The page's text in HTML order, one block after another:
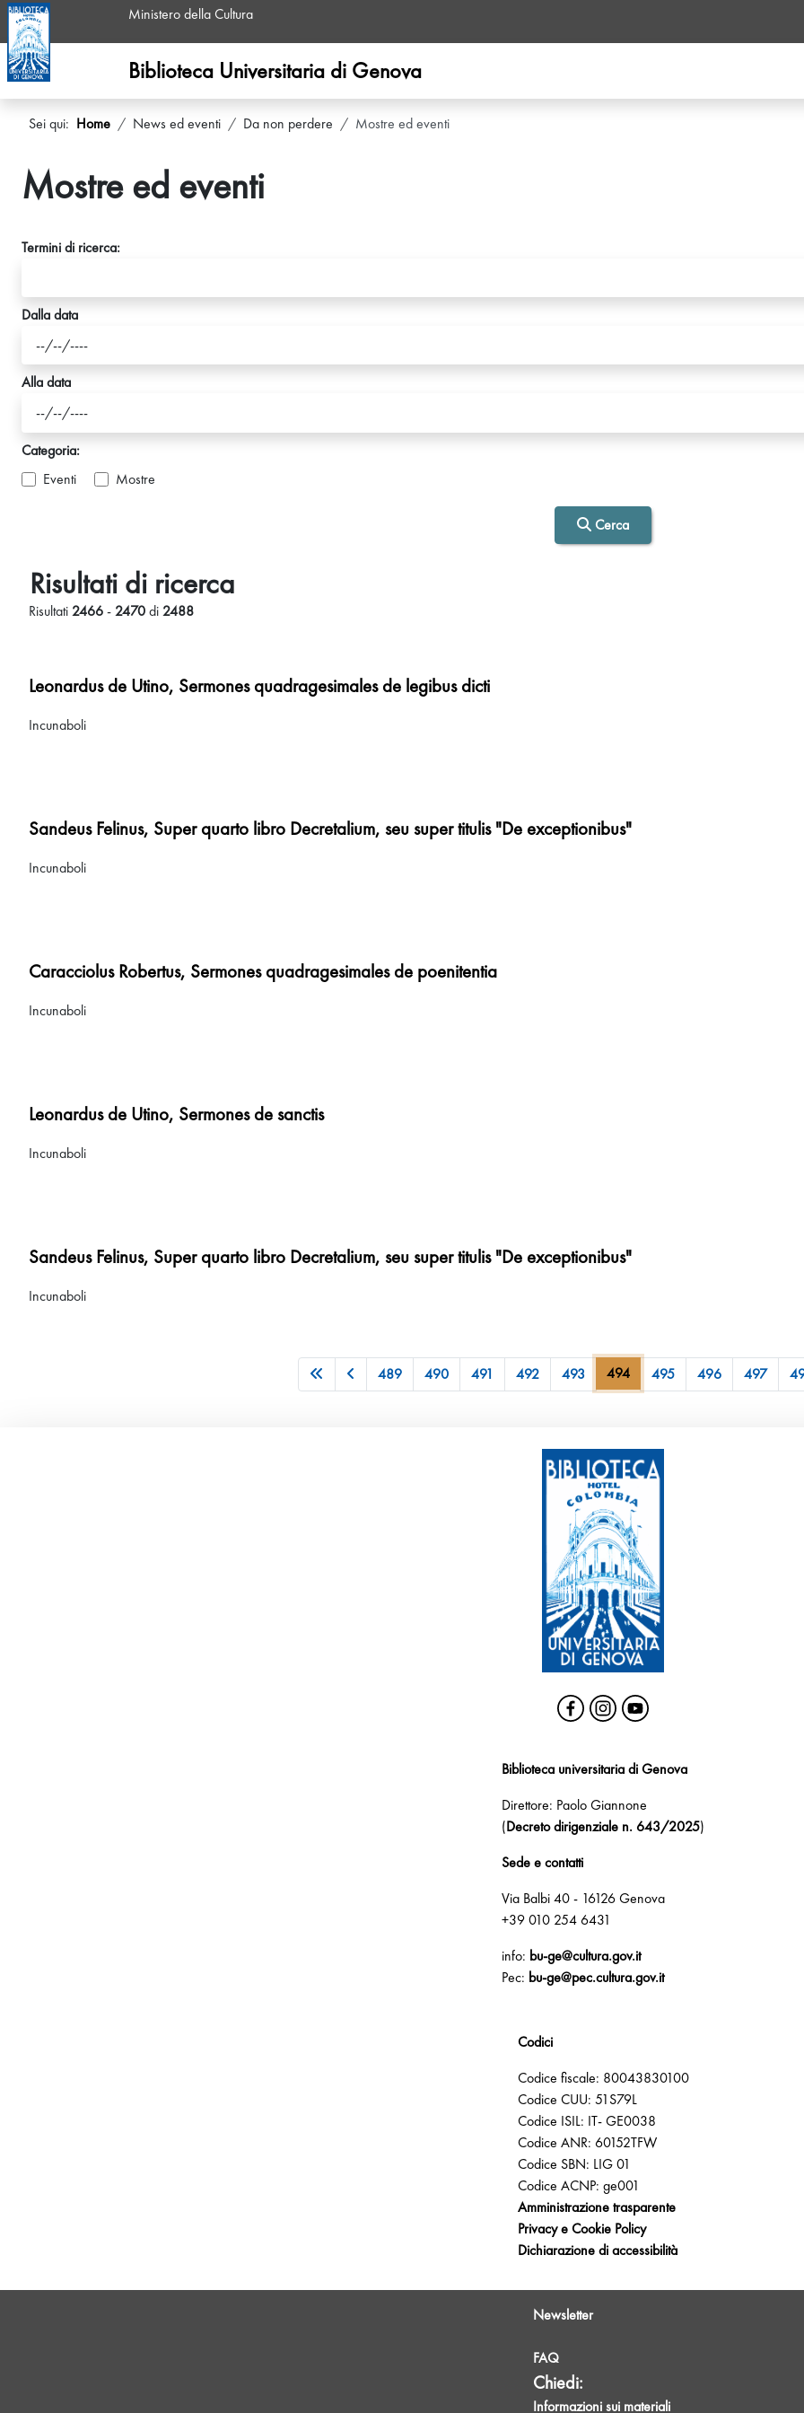
Ministero della Cultura
Biblioteca Universitaria di Genova
Sei qui: Home News ed eventi Da non perdere Mostre ed eventi
Mostre ed eventi
Termini di ricerca:
Dalla data
Alla data
Categoria:
Eventi
Mostre
Cerca
Risultati di ricerca
Risultati2466-2470di2488
Leonardus de Utino, Sermones quadragesimales de legibus dicti
Incunaboli
Sandeus Felinus, Super quarto libro Decretalium, seu super titulis "De exceptionibus"
Incunaboli
Caracciolus Robertus, Sermones quadragesimales de poenitentia
Incunaboli
Leonardus de Utino, Sermones de sanctis
Incunaboli
Sandeus Felinus, Super quarto libro Decretalium, seu super titulis "De exceptionibus"
Incunaboli
489 490 491 492 493 494 495 496 497
Biblioteca universitaria di Genova
Direttore: Paolo Giannone
(Decreto dirigenziale n. 643/2025)
Sede e contatti
Via Balbi 40 - 16126 Genova
+39 010 254 6431
info: bu-ge@cultura.gov.it
Pec: bu-ge@pec.cultura.gov.it
Codici
Codice fiscale: 80043830100
Codice CUU: 51S79L
Codice ISIL: IT- GE0038
Codice ANR: 60152TFW
Codice SBN: LIG 01
Codice ACNP: ge001
Amministrazione trasparente
Privacy e Cookie Policy
Dichiarazione di accessibilità
Newsletter
FAQ
Chiedi:
Informazioni sui materiali